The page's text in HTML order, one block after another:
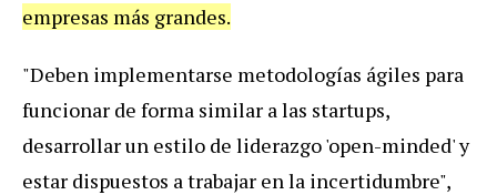
empresas más grandes.
"Deben implementarse metodologías ágiles para
funcionar de forma similar a las startups,
desarrollar un estilo de liderazgo 'open-minded' y
estar dispuestos a trabajar en la incertidumbre",